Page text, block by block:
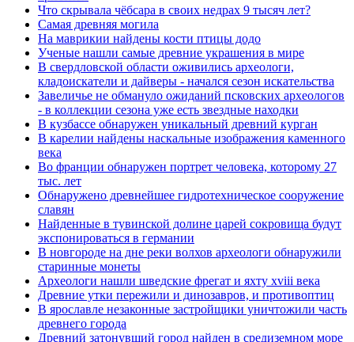
Что скрывала чёбсара в своих недрах 9 тысяч лет?
Самая древняя могила
На маврикии найдены кости птицы додо
Ученые нашли самые древние украшения в мире
В свердловской области оживились археологи,
кладоискатели и дайверы - начался сезон искательства
Завеличье не обмануло ожиданий псковских археологов
- в коллекции сезона уже есть звездные находки
В кузбассе обнаружен уникальный древний курган
В карелии найдены наскальные изображения каменного
века
Во франции обнаружен портрет человека, которому 27
тыс. лет
Обнаружено древнейшее гидротехническое сооружение
славян
Найденные в тувинской долине царей сокровища будут
экспонироваться в германии
В новгороде на дне реки волхов археологи обнаружили
старинные монеты
Археологи нашли шведские фрегат и яхту xviii века
Древние утки пережили и динозавров, и противоптиц
В ярославле незаконные застройщики уничтожили часть
древнего города
Древний затонувший город найден в средиземном море